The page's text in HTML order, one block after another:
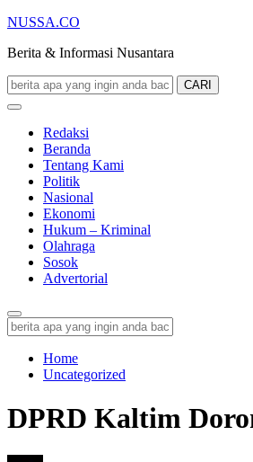
NUSSA.CO
Berita & Informasi Nusantara
CARI
Redaksi
Beranda
Tentang Kami
Politik
Nasional
Ekonomi
Hukum – Kriminal
Olahraga
Sosok
Advertorial
Home
Uncategorized
DPRD Kaltim